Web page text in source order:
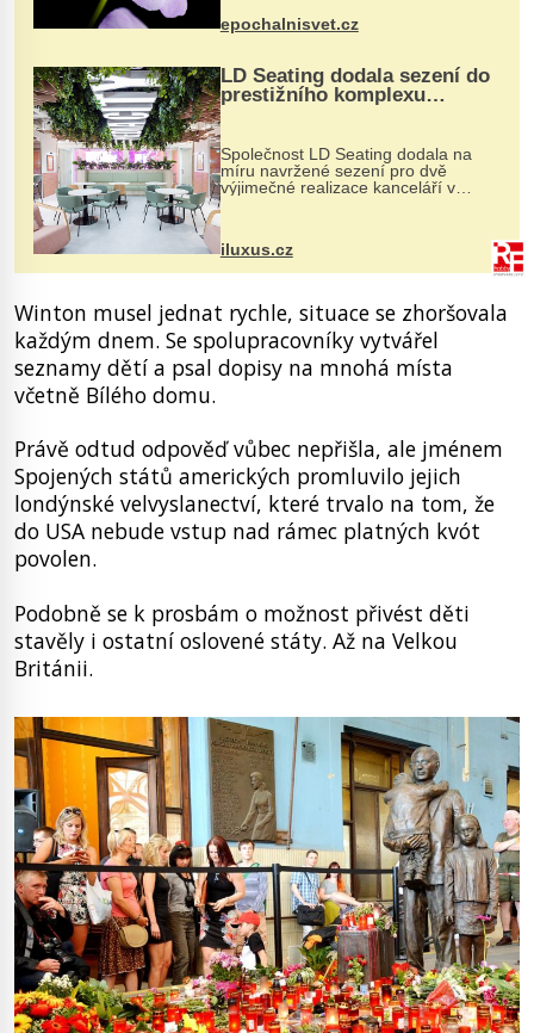
vstupenka...
epochalnisvet.cz
LD Seating dodala sezení do
prestižního komplexu
MediaCityUK v Salfordu
Společnost LD Seating dodala na
míru navržené sezení pro dvě
výjimečné realizace kanceláří v
areálu MediaCityUK v anglickém
budov Media...
iluxus.cz
Winton musel jednat rychle, situace se zhoršovala
každým dnem. Se spolupracovníky vytvářel
seznamy dětí a psal dopisy na mnohá místa
včetně Bílého domu.
Právě odtud odpověď vůbec nepřišla, ale jménem
Spojených států amerických promluvilo jejich
londýnské velvyslanectví, které trvalo na tom, že
do USA nebude vstup nad rámec platných kvót
povolen.
Podobně se k prosbám o možnost přivést děti
stavěly i ostatní oslovené státy. Až na Velkou
Británii.